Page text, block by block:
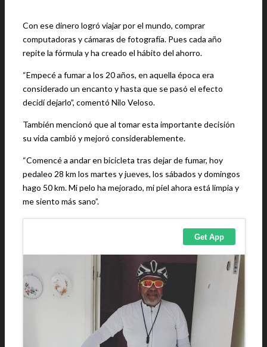
Con ese dinero logró viajar por el mundo, comprar
computadoras y cámaras de fotografía. Pues cada año
repite la fórmula y ha creado el hábito del ahorro.
“Empecé a fumar a los 20 años, en aquella época era
considerado un encanto y hasta que se pasó el efecto
decidí dejarlo”, comentó Nilo Veloso.
También mencionó que al tomar esta importante decisión
su vida cambió y mejoró considerablemente.
“Comencé a andar en bicicleta tras dejar de fumar, hoy
pedaleo 28 km los martes y jueves, los sábados y domingos
hago 50 km. Mi pelo ha mejorado, mi piel ahora está limpia y
me siento más sano”.